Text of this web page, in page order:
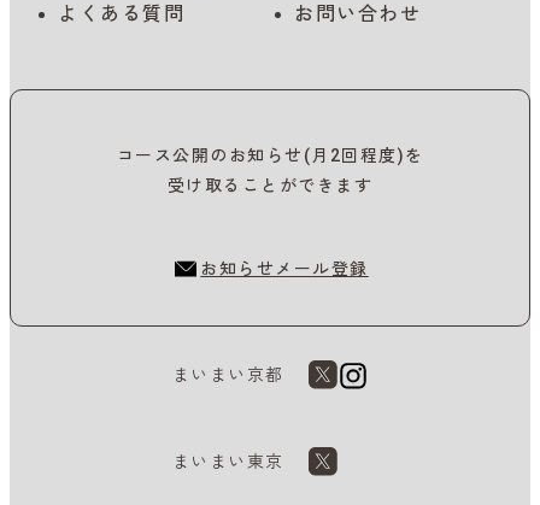
よくある質問
お問い合わせ
コース公開のお知らせ(月2回程度)を
受け取ることができます
お知らせメール登録
まいまい京都
まいまい東京